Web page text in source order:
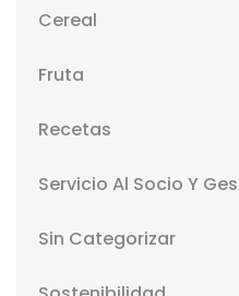
Cereal
Fruta
Recetas
Servicio Al Socio Y
Sin Categorizar